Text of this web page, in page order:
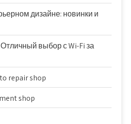
дизайне: новинки и
Отличный выбор с Wi-Fi за
repair shop
shop